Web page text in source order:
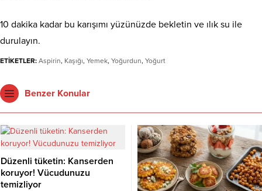
10 dakika kadar bu karışımı yüzünüzde bekletin ve ılık su ile
durulayın.
ETİKETLER: Aspirin, Kaşığı, Yemek, Yoğurdun, Yoğurt
Benzer Konular
Düzenli tüketin: Kanserden
koruyor! Vücudunuzu
temizliyor